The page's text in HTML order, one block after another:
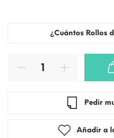
¿Cuántos Rollos
Añadir a